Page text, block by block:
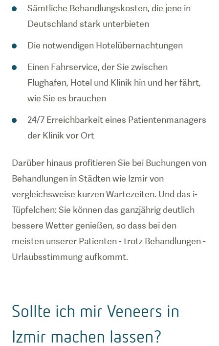
Sämtliche Behandlungskosten, die jene in
Deutschland stark unterbieten
Die notwendigen Hotelübernachtungen
Einen Fahrservice, der Sie zwischen
Flughafen, Hotel und Klinik hin und her fährt,
wie Sie es brauchen
24/7 Erreichbarkeit eines Patientenmanagers
der Klinik vor Ort
Darüber hinaus profitieren Sie bei Buchungen von
Behandlungen in Städten wie Izmir von
vergleichsweise kurzen Wartezeiten. Und das i-
Tüpfelchen: Sie können das ganzjährig deutlich
bessere Wetter genießen, so dass bei den
meisten unserer Patienten - trotz Behandlungen -
Urlaubsstimmung aufkommt.
Sollte ich mir Veneers in
Izmir machen lassen?